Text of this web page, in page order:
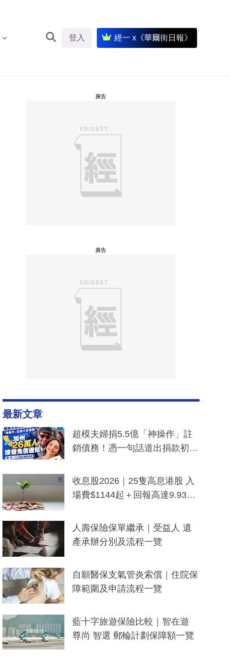
登入 經一 x《華爾街日報》
廣告
廣告
最新文章
超模夫婦捐5.5億「神操作」註
銷債務！憑一句話道出捐款初
一度被誤當詐騙手段
收息股2026｜25隻高息港股 入
場費$1144起＋回報高達9.93
人壽保險保單繼承｜受益人 遺
產承辦分別及流程一覽
自願醫保支氣管炎索償｜住院保
障範圍及申請流程一覽
藍十字旅遊保險比較｜智在遊
尊尚 智選 郵輪計劃保障額一覽